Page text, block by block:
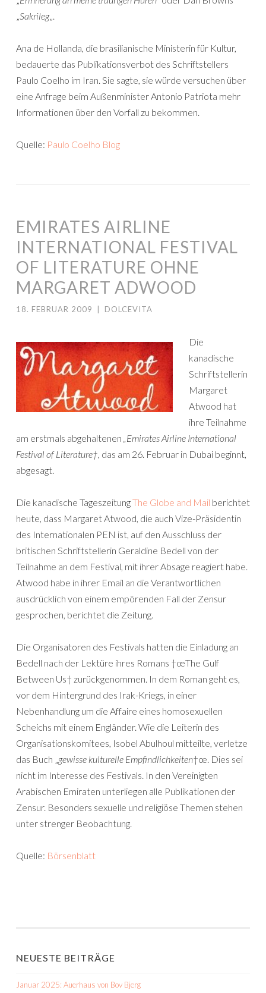
„Sakrileg„.
Ana de Hollanda, die brasilianische Ministerin für Kultur,
bedauerte das Publikationsverbot des Schriftstellers
Paulo Coelho im Iran. Sie sagte, sie würde versuchen über
eine Anfrage beim Außenminister Antonio Patriota mehr
Informationen über den Vorfall zu bekommen.
Quelle: Paulo Coelho Blog
EMIRATES AIRLINE
INTERNATIONAL FESTIVAL
OF LITERATURE OHNE
MARGARET ADWOOD
18. FEBRUAR 2009 DOLCEVITA
Die
kanadische
Schriftstellerin
Margaret
Atwood hat
ihre Teilnahme
am erstmals abgehaltenen „Emirates Airline International
Festival of Literature†, das am 26. Februar in Dubai beginnt,
abgesagt.
Die kanadische TageszeitungThe Globe and Mail berichtet
heute, dass Margaret Atwood, die auch Vize-Präsidentin
des Internationalen PEN ist, auf den Ausschluss der
britischen Schriftstellerin Geraldine Bedell von der
Teilnahme an dem Festival, mit ihrer Absage reagiert habe.
Atwood habe in ihrer Email an die Verantwortlichen
ausdrücklich von einem empörenden Fall der Zensur
gesprochen, berichtet die Zeitung.
Die Organisatoren des Festivals hatten die Einladung an
Bedell nach der Lektüre ihres Romans †œThe Gulf
Between Us† zurückgenommen. In dem Roman geht es,
vor dem Hintergrund des Irak-Kriegs, in einer
Nebenhandlung um die Affaire eines homosexuellen
Scheichs mit einem Engländer. Wie die Leiterin des
Organisationskomitees, Isobel Abulhoul mitteilte, verletze
das Buch „gewisse kulturelle Empfindlichkeiten†œ. Dies sei
nicht im Interesse des Festivals. In den Vereinigten
Arabischen Emiraten unterliegen alle Publikationen der
Zensur. Besonders sexuelle und religiöse Themen stehen
unter strenger Beobachtung.
Quelle: Börsenblatt
NEUESTE BEITRÄGE
Januar 2025: Auerhaus von Bov Bjerg